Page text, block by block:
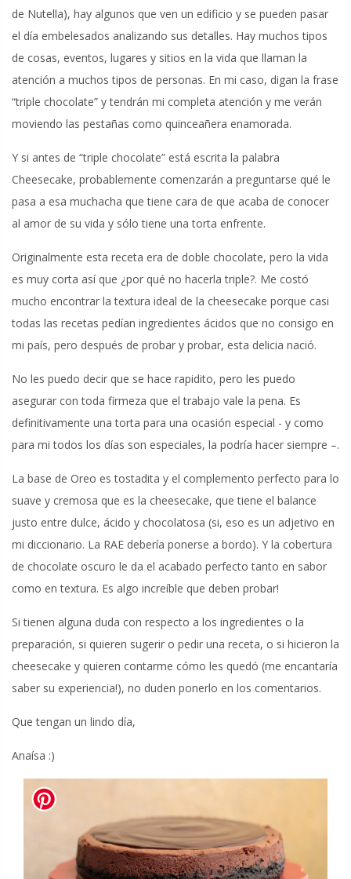
de Nutella), hay algunos que ven un edificio y se pueden pasar
el día embelesados analizando sus detalles. Hay muchos tipos
de cosas, eventos, lugares y sitios en la vida que llaman la
atención a muchos tipos de personas. En mi caso, digan la frase
“triple chocolate” y tendrán mi completa atención y me verán
moviendo las pestañas como quinceañera enamorada.
Y si antes de “triple chocolate” está escrita la palabra
Cheesecake, probablemente comenzarán a preguntarse qué le
pasa a esa muchacha que tiene cara de que acaba de conocer
al amor de su vida y sólo tiene una torta enfrente.
Originalmente esta receta era de doble chocolate, pero la vida
es muy corta así que ¿por qué no hacerla triple?. Me costó
mucho encontrar la textura ideal de la cheesecake porque casi
todas las recetas pedían ingredientes ácidos que no consigo en
mi país, pero después de probar y probar, esta delicia nació.
No les puedo decir que se hace rapidito, pero les puedo
asegurar con toda firmeza que el trabajo vale la pena. Es
definitivamente una torta para una ocasión especial - y como
para mi todos los días son especiales, la podría hacer siempre –.
La base de Oreo es tostadita y el complemento perfecto para lo
suave y cremosa que es la cheesecake, que tiene el balance
justo entre dulce, ácido y chocolatosa (si, eso es un adjetivo en
mi diccionario. La RAE debería ponerse a bordo). Y la cobertura
de chocolate oscuro le da el acabado perfecto tanto en sabor
como en textura. Es algo increíble que deben probar!
Si tienen alguna duda con respecto a los ingredientes o la
preparación, si quieren sugerir o pedir una receta, o si hicieron la
cheesecake y quieren contarme cómo les quedó (me encantaría
saber su experiencia!), no duden ponerlo en los comentarios.
Que tengan un lindo día,
Anaísa :)